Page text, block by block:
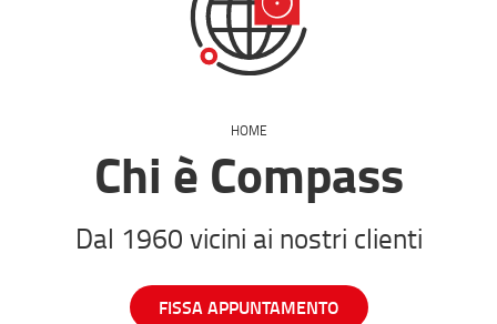
HOME
Chi è Compass
Dal 1960 vicini ai nostri clienti
FISSA APPUNTAMENTO